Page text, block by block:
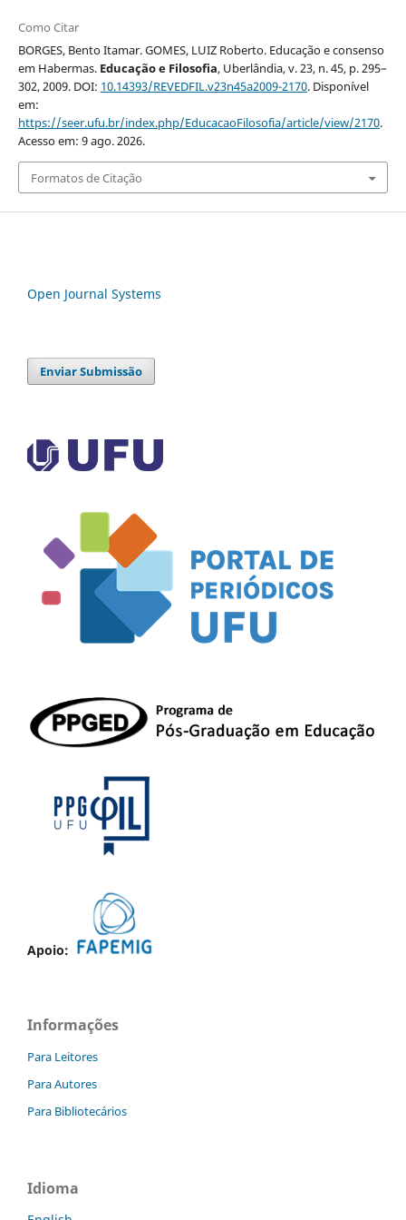
Como Citar
BORGES, Bento Itamar. GOMES, LUIZ Roberto. Educação e consenso
em Habermas. Educação e Filosofia, Uberlândia, v. 23, n. 45, p. 295–
302, 2009. DOI: 10.14393/REVEDFIL.v23n45a2009-2170. Disponível
em:
https://seer.ufu.br/index.php/EducacaoFilosofia/article/view/2170.
Acesso em: 9 ago. 2026.
Formatos de Citação
Open Journal Systems
Enviar Submissão
Apoio:
Informações
Para Leitores
Para Autores
Para Bibliotecários
Idioma